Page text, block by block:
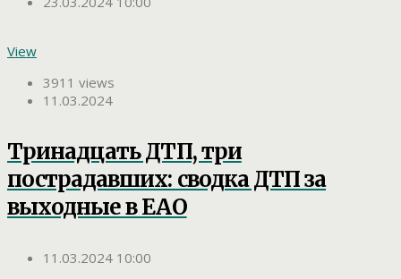
View
3911 views
11.03.2024
Тринадцать ДТП, три
пострадавших: сводка ДТП за
выходные в ЕАО
11.03.2024 10:00